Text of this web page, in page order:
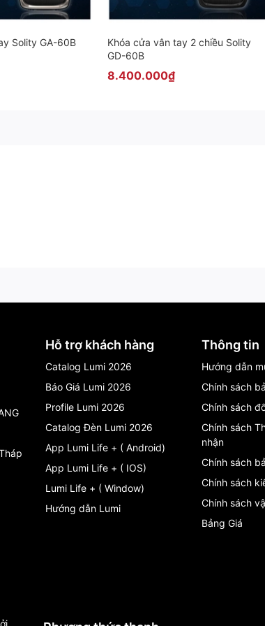
Solity GA-60B
Khóa cửa vân tay 2 chiều Solity
GD-60B
8.400.000₫
Hỗ trợ khách hàng
Catalog Lumi 2026
Báo Giá Lumi 2026
Profile Lumi 2026
Catalog Đèn Lumi 2026
App Lumi Life + ( Android)
App Lumi Life + ( IOS)
Lumi Life + ( Window)
Hướng dẫn Lumi
Thông tin
Hướng dẫn
Chính sách
Chính sách
Chính sách
nhận
Chính sách
Chính sách
Chính sách
Bảng Giá